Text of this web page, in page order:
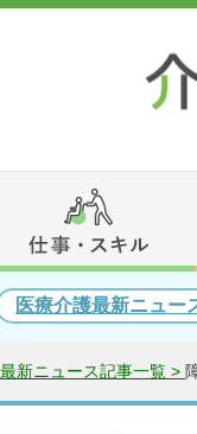
医療介護最新ニュー
新ニュース記事一覧 >